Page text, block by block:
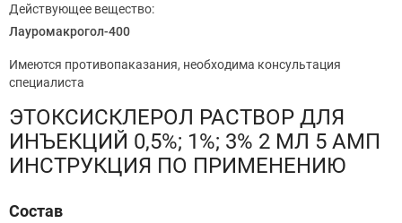
Действующее вещество:
Лауромакрогол-400
Имеются противопаказания, необходима консультация
специалиста
ЭТОКСИСКЛЕРОЛ РАСТВОР ДЛЯ
ИНЪЕКЦИЙ 0,5%; 1%; 3% 2 МЛ 5 АМП
ИНСТРУКЦИЯ ПО ПРИМЕНЕНИЮ
Состав